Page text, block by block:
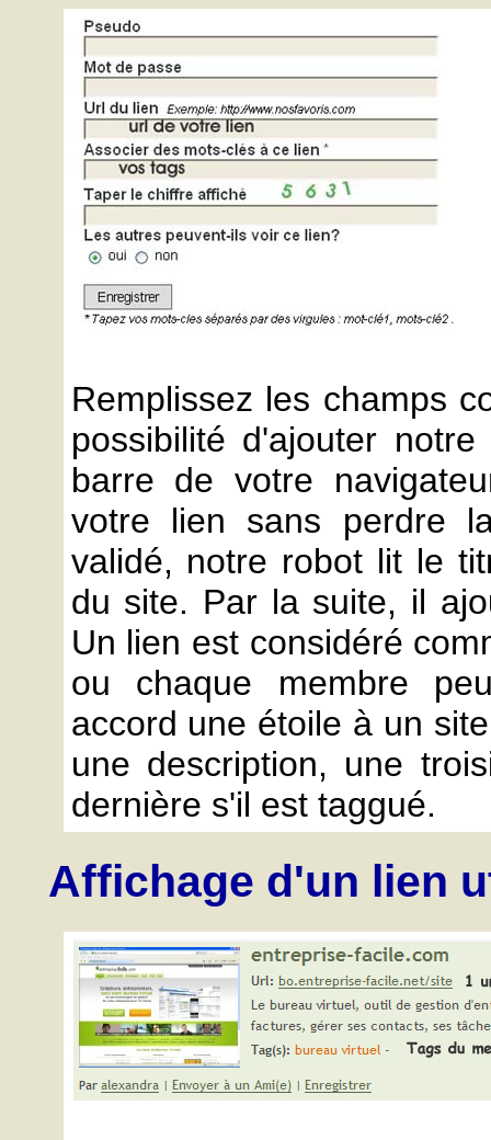
Remplissez les champs
possibilité d'ajouter
barre de votre
votre lien sans perdre
validé, notre robot lit le
du site. Par la suite, il
Un lien est considéré
ou chaque membre
accord une étoile à un
une description, une
dernière s'il est taggué.
Affichage d'un lien